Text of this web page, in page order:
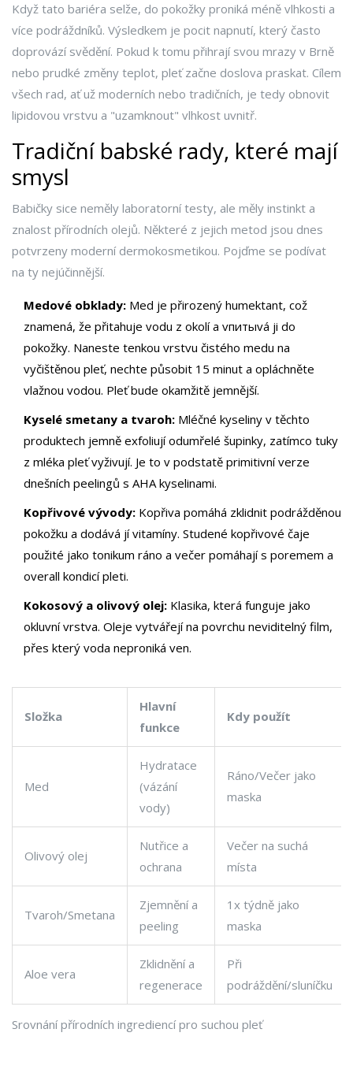
Když tato bariéra selže, do pokožky proniká méně vlhkosti a
více podráždníků. Výsledkem je pocit napnutí, který často
doprovází svědění. Pokud k tomu přihrají svou mrazy v Brně
nebo prudké změny teplot, pleť začne doslova praskat. Cílem
všech rad, ať už moderních nebo tradičních, je tedy obnovit
lipidovou vrstvu a "uzamknout" vlhkost uvnitř.
Tradiční babské rady, které mají
smysl
Babičky sice neměly laboratorní testy, ale měly instinkt a
znalost přírodních olejů. Některé z jejich metod jsou dnes
potvrzeny moderní dermokosmetikou. Pojďme se podívat
na ty nejúčinnější.
Medové obklady: Med je přirozený humektant, což
znamená, že přitahuje vodu z okolí a vпитыvá ji do
pokožky. Naneste tenkou vrstvu čistého medu na
vyčištěnou pleť, nechte působit 15 minut a opláchněte
vlažnou vodou. Pleť bude okamžitě jemnější.
Kyselé smetany a tvaroh: Mléčné kyseliny v těchto
produktech jemně exfoliují odumřelé šupinky, zatímco tuky
z mléka pleť vyživují. Je to v podstatě primitivní verze
dnešních peelingů s AHA kyselinami.
Kopřivové vývody: Kopřiva pomáhá zklidnit podrážděnou
pokožku a dodává jí vitamíny. Studené kopřivové čaje
použité jako tonikum ráno a večer pomáhají s poremem a
overall kondicí pleti.
Kokosový a olivový olej: Klasika, která funguje jako
okluvní vrstva. Oleje vytvářejí na povrchu neviditelný film,
přes který voda neproniká ven.
Srovnání přírodních ingrediencí pro suchou pleť
Složka
Hlavní
funkce
Kdy použít
Med
Hydratace
(vázání
vody)
Ráno/Večer jako
maska
Olivový olej
Nutřice a
ochrana
Večer na suchá
místa
Tvaroh/Smetana
Zjemnění a
peeling
1x týdně jako
maska
Aloe vera
Zklidnění a
regenerace
Při
podráždění/sluníčku